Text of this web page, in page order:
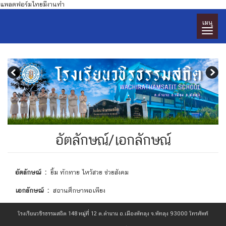
แพลตฟอร์มไทยมีงานทำ
เมนู
อัตลักษณ์/เอกลักษณ์
อัตลักษณ์ : ยิ้ม ทักทาย ไหว้สวย ช่วยสังคม
เอกลักษณ์ : สถานศึกษาพอเพียง
โรงเรียนวชิรธรรมสถิต 148 หมู่ที่ 12 ต.ตำนาน อ.เมืองพัทลุง จ.พัทลุง 93000 โทรศัพท์